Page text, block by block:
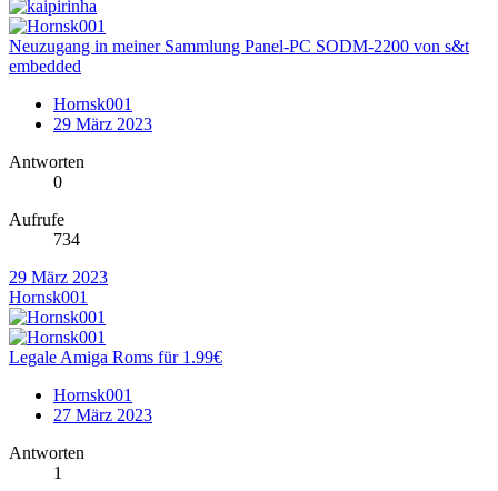
Neuzugang in meiner Sammlung Panel-PC SODM-2200 von s&t
embedded
Hornsk001
29 März 2023
Antworten
0
Aufrufe
734
29 März 2023
Hornsk001
Legale Amiga Roms für 1.99€
Hornsk001
27 März 2023
Antworten
1